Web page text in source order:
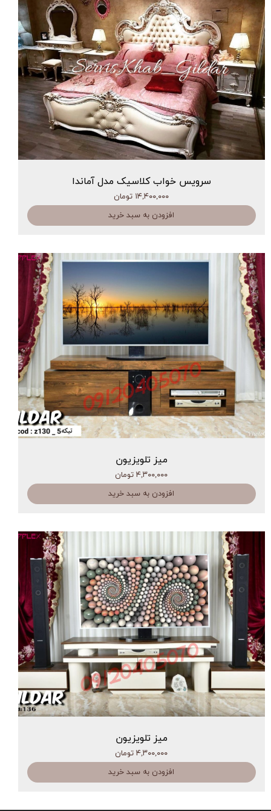
سرویس خواب کلاسیک مدل آماندا
۱۴,۴۰۰,۰۰۰ تومان
افزودن به سبد خرید
میز تلویزیون
۴,۳۰۰,۰۰۰ تومان
افزودن به سبد خرید
میز تلویزیون
۴,۳۰۰,۰۰۰ تومان
افزودن به سبد خرید